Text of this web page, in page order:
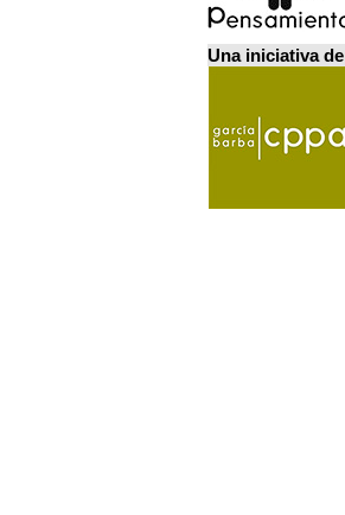
Una iniciativa de